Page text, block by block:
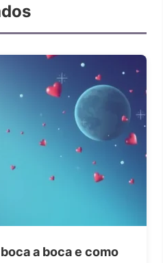
a boca e como